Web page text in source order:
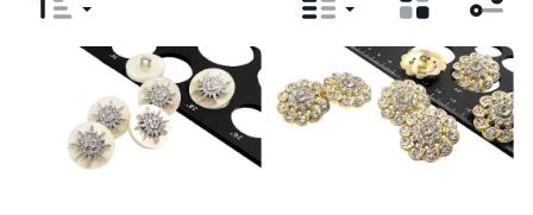
Пуговица-брошь
Пуговицы для пресса и Заготовки